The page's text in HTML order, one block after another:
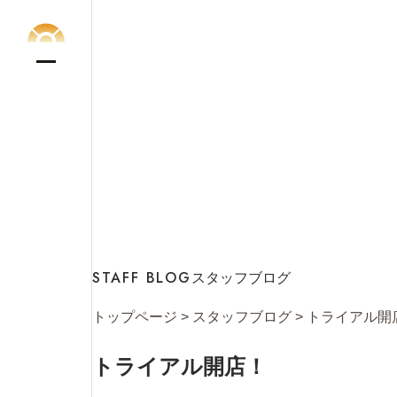
STAFF BLOG スタッフブログ
トップページ > スタッフブログ > トライアル開
トライアル開店！